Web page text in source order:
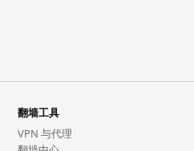
翻墙工具
VPN 与代理